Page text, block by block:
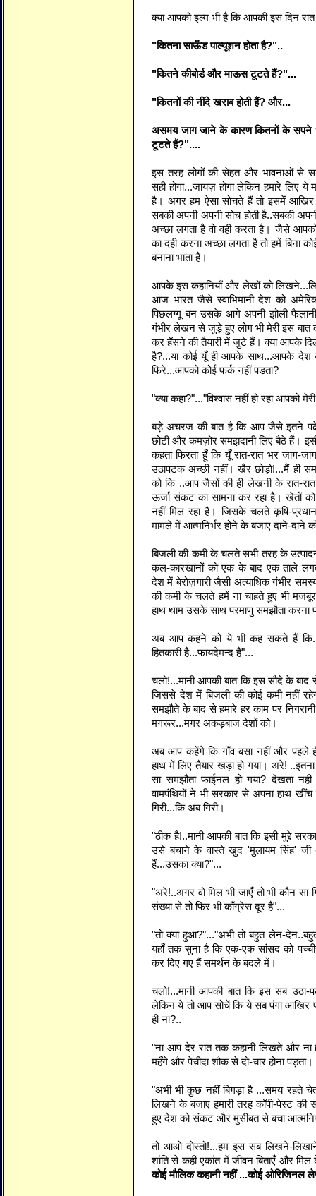
क्या आपको इल्म भी है कि आपकी इस दिन
"कितना साऊँड पाल्यूशन होता है?"..
"कितने कीबोर्ड और माऊस टूटते हैं?"...
"कितनों की नींदे खराब होती हैं? और...
असमय जाग जाने के कारण कितनों के सपने
टूटते हैं?"....
इस तरह लोगों की सेहत और भावनाओं से
सही होगा...जायज़ होगा लेकिन हमारे लिए ये
है। अगर हम ऐसा सोचते हैं तो इसमें आखिर
सबकी अपनी अपनी सोच होती है..सबकी
अच्छा लगता है वो वही करता है। जैसे
का दही करना अच्छा लगता है तो हमें बिना
बनाना भाता है।
आपके इस कहानियाँ और लेखों को
आज भारत जैसे स्वाभिमानी देश को
पिछलग्गू बन उसके आगे अपनी झोली
गंभीर लेखन से जुड़े हुए लोग भी मेरी इस
कर हँसने की तैयारी में जुटे हैं। क्या आपके दिल
है?...या कोई यूँ ही आपके साथ...आपके देश
फिरे...आपको कोई फर्क नहीं पड़ता?
"क्या कहा?"..."विश्वास नहीं हो रहा आपको
बड़े अचरज की बात है कि आप जैसे इतने
छोटी और कमज़ोर समझदानी लिए बैठे हैं।
कहता फिरता हूँ कि यूँ रात-रात भर जाग-
उठापटक अच्छी नहीं। खैर छोड़ो!...मैं ही
को कि ..आप जैसों की ही लेखनी के रात-
ऊर्जा संकट का सामना कर रहा है। खेतों
नहीं मिल रहा है। जिसके चलते कृषि-
मामले में आत्मनिर्भर होने के बजाए दाने-दाने
बिजली की कमी के चलते सभी तरह के
कल-कारखानों को एक के बाद एक ताले
देश में बेरोज़गारी जैसी अत्याधिक गंभीर
की कमी के चलते हमें ना चाहते हुए भी
हाथ थाम उसके साथ परमाणु समझौता करना
अब आप कहने को ये भी कह सकते हैं
हितकारी है...फायदेमन्द है"...
चलो!...मानी आपकी बात कि इस सौदे के बाद से
जिससे देश में बिजली की कोई कमी नहीं
समझौते के बाद से हमारे हर काम पर
मगरूर...मगर अकड़बाज देशों को।
अब आप कहेंगे कि गाँव बसा नहीं और पहले
हाथ में लिए तैयार खड़ा हो गया। अरे!
सा समझौता फाईनल हो गया? देखता
वामपंथियों ने भी सरकार से अपना हाथ
गिरी...कि अब गिरी।
"ठीक है!..मानी आपकी बात कि इसी मुद्दे
उसे बचाने के वास्ते खुद 'मुलायम सिंह' जी
हैं...उसका क्या?"...
"अरे!..अगर वो मिल भी जाएँ तो भी कौन सा
संख्या से तो फिर भी काँग्रेस दूर है"...
"तो क्या हुआ?"..."अभी तो बहुत लेन-
यहाँ तक सुना है कि एक-एक सांसद को
कर दिए गए हैं समर्थन के बदले में।
चलो!...मानी आपकी बात कि इस सब
लेकिन ये तो आप सोचें कि ये सब पंगा
ही ना?..
"ना आप देर रात तक कहानी लिखते और
महँगे और पेचीदा शौक से दो-चार होना पड़ता।
"अभी भी कुछ नहीं बिगड़ा है ...समय रहते
लिखने के बजाए हमारी तरह कॉपी-पेस्ट
हुए देश को संकट और मुसीबत से बचा
तो आओ दोस्तो!...हम इस सब लिखने-
शांति से कहीं एकांत में जीवन बिताएँ और
कोई मौलिक कहानी नहीं ...कोई ओरिजिनल